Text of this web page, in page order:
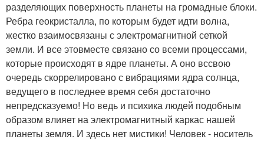
разделяющих поверхность планеты на громадные блоки.
Ребра геокристалла, по которым будет идти волна,
жестко взаимосвязаны с электромагнитной сеткой
земли. И все этовместе связано со всеми процессами,
которые происходят в ядре планеты. А оно вссвою
очередь скоррелировано с вибрациями ядра солнца,
ведущего в последнее время себя достаточно
непредсказуемо! Но ведь и психика людей подобным
образом влияет на электромагнитный каркас нашей
планеты земля. И здесь нет мистики! Человек - носитель